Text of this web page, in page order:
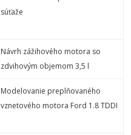
súťaže
Návrh zážihového motora so
zdvihovým objemom 3,5 l
Modelovanie preplňovaného
vznetového motora Ford 1.8 TDDI